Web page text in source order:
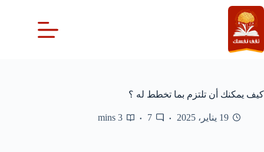
التجاوز
إلى
المحتوى
كيف يمكنك أن تلتزم بما تخطط له ؟
19 يناير، 2025 7
3 mins